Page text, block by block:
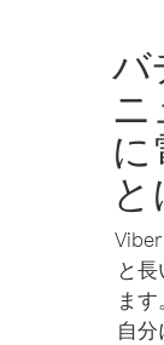
バ
ニ
に
と
ま
自